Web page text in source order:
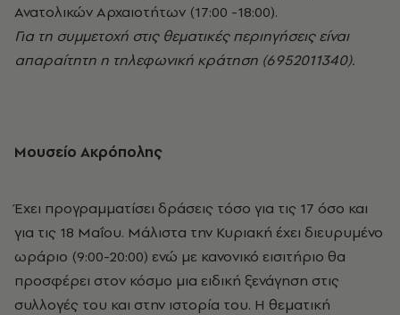
Ανατολικών Αρχαιοτήτων (17:00 -18:00).
Για τη συμμετοχή στις θεματικές περιηγήσεις είναι
απαραίτητη η τηλεφωνική κράτηση (6952011340).
Μουσείο Ακρόπολης
Έχει προγραμματίσει δράσεις τόσο για τις 17 όσο και
για τις 18 Μαΐου. Μάλιστα την Κυριακή έχει διευρυμένο
ωράριο (9:00-20:00) ενώ με κανονικό εισιτήριο θα
προσφέρει στον κόσμο μια ειδική ξενάγηση στις
συλλογές του και στην ιστορία του. Η θεματική